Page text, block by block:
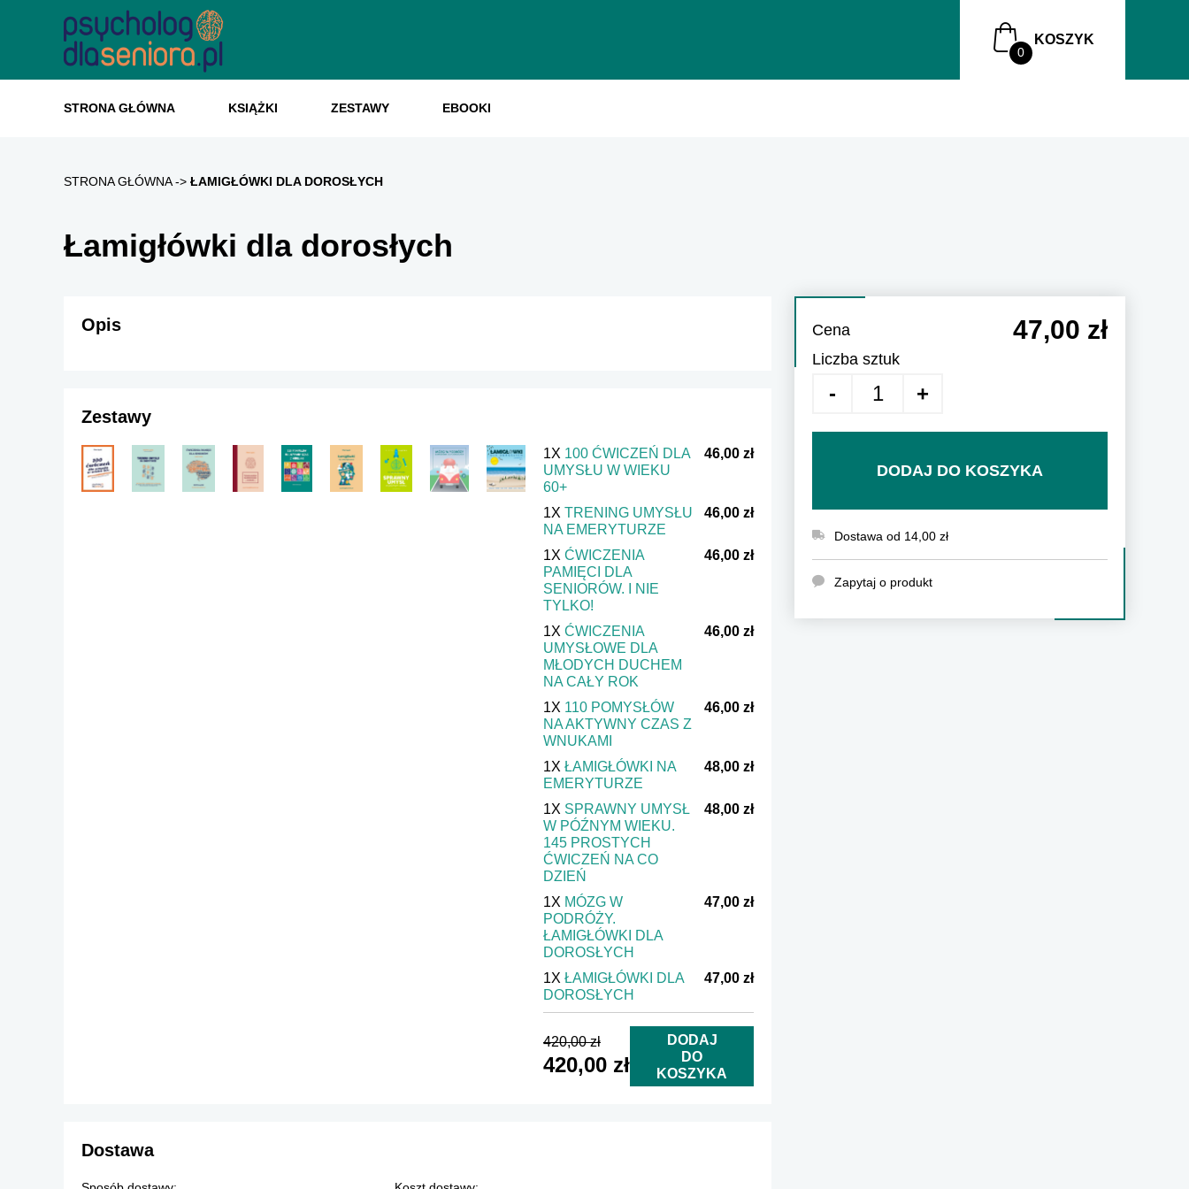
KOSZYK
STRONA GŁÓWNA KSIĄŻKI ZESTAWY EBOOKI
STRONA GŁÓWNA ŁAMIGŁÓWKI DLA DOROSŁYCH
Łamigłówki dla dorosłych
Opis
Zestawy
1X 100 ĆWICZEŃ DLA
UMYSŁU W WIEKU
60+
46,00 zł
1X TRENING UMYSŁU
NA EMERYTURZE
46,00 zł
1X ĆWICZENIA
PAMIĘCI DLA
SENIORÓW. I NIE
TYLKO!
46,00 zł
1X ĆWICZENIA
UMYSŁOWE DLA
MŁODYCH DUCHEM
NA CAŁY ROK
46,00 zł
1X 110 POMYSŁÓW
NA AKTYWNY CZAS Z
WNUKAMI
46,00 zł
1X ŁAMIGŁÓWKI NA
EMERYTURZE
48,00 zł
1X SPRAWNY UMYSŁ
W PÓŹNYM WIEKU.
145 PROSTYCH
ĆWICZEŃ NA CO
DZIEŃ
48,00 zł
1X MÓZG W
PODRÓŻY.
ŁAMIGŁÓWKI DLA
DOROSŁYCH
47,00 zł
1X ŁAMIGŁÓWKI DLA
DOROSŁYCH
47,00 zł
420,00 zł
420,00 zł
DODAJ
DO
KOSZYKA
Dostawa
Cena 47,00 zł
Liczba sztuk
DODAJ DO KOSZYKA
Dostawa od 14,00 zł
Zapytaj o produkt